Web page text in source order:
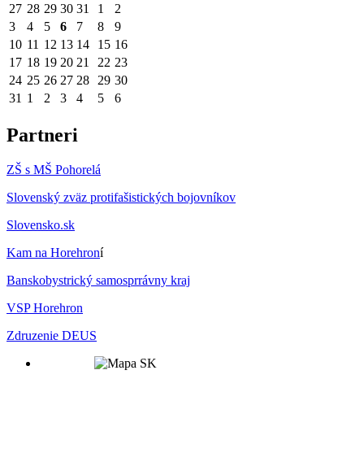
27 28 29 30 31 1
2
3
4 5 6 7 8
9
10 11 12 13 14 15 16
17 18 19 20 21 22 23
24 25 26 27 28 29 30
31 1 2 3 4 5 6
Partneri
ZŠ s MŠ Pohorelá
Slovenský zväz protifašistických bojovníkov
Slovensko.sk
Kam na Horehroní
Banskobystrický samosprrávny kraj
VSP Horehron
Zdruzenie DEUS